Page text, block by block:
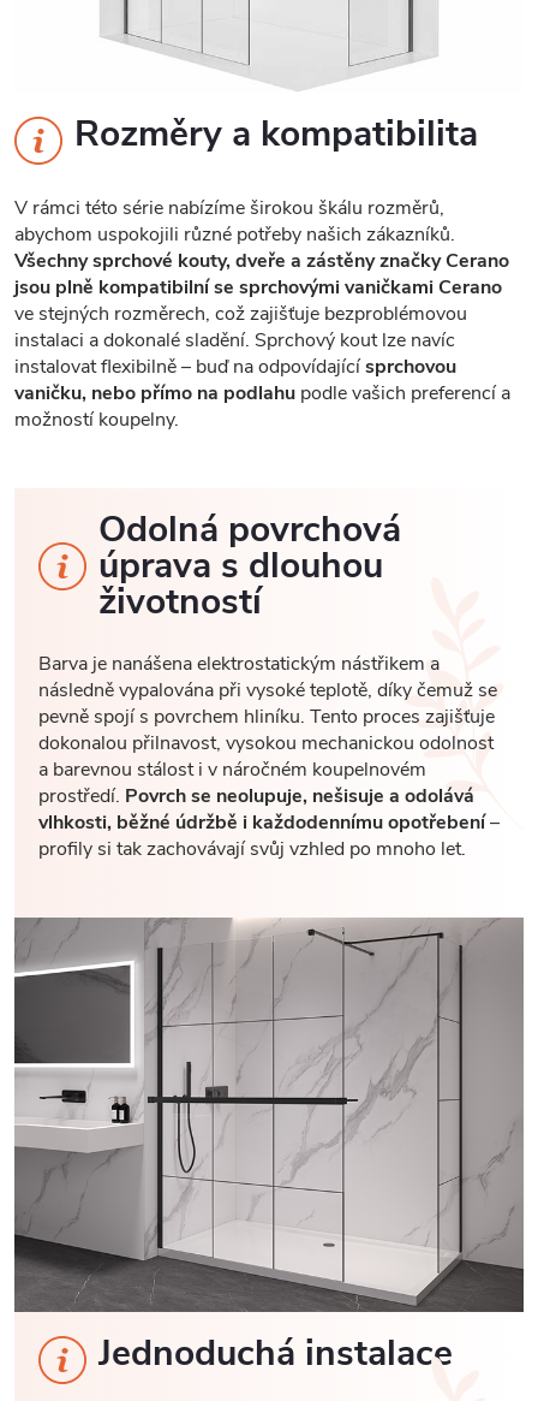
Rozměry a kompatibilita
V rámci této série nabízíme širokou škálu rozměrů,
abychom uspokojili různé potřeby našich zákazníků.
Všechny sprchové kouty, dveře a zástěny značky Cerano
jsou plně kompatibilní se sprchovými vaničkami Cerano
ve stejných rozměrech, což zajišťuje bezproblémovou
instalaci a dokonalé sladění. Sprchový kout lze navíc
instalovat flexibilně – buď na odpovídajícísprchovou
vaničku, nebo přímo na podlahu podle vašich preferencí a
možností koupelny.
Odolná povrchová
úprava s dlouhou
životností
Barva je nanášena elektrostatickým nástřikem a
následně vypalována při vysoké teplotě, díky čemuž se
pevně spojí s povrchem hliníku. Tento proces zajišťuje
dokonalou přilnavost, vysokou mechanickou odolnost
a barevnou stálost i v náročném koupelnovém
prostředí. Povrch se neolupuje, nešisuje a odolává
vlhkosti, běžné údržbě i každodennímu opotřebení–
profily si tak zachovávají svůj vzhled po mnoho let.
Jednoduchá instalace